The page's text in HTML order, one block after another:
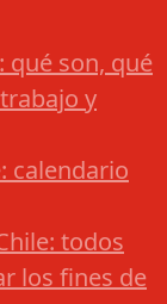
qué son, qué
y
calendario
todos
los fines de